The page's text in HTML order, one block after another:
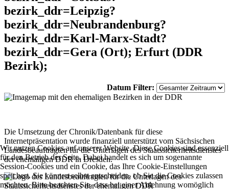
bezirk_ddr=Leipzig?
bezirk_ddr=Neubrandenburg?
bezirk_ddr=Karl-Marx-Stadt?
bezirk_ddr=Gera (Ort); Erfurt (DDR
Bezirk);
Datum Filter:
Die Umsetzung der Chronik/Datenbank für diese
Internetpräsentation wurde finanziell unterstützt vom Sächsischen
Landesbeauftragten für die Unterlagen des Staatssicherheitsdienstes
der ehemaligen DDR in Dresden.
Wir nutzen Cookies auf unserer Website. Diese Cookies sind essenziell
für den Betrieb der Seite. Dabei handelt es sich um sogenannte
Session-Cookies und ein Cookie, das Ihre Cookie-Einstellungen
speichert. Sie können selbst entscheiden, ob Sie die Cookies zulassen
möchten. Bitte beachten Sie, dass bei einer Ablehnung womöglich